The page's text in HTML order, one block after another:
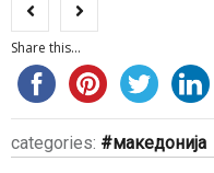
Share this...
categories: македонија